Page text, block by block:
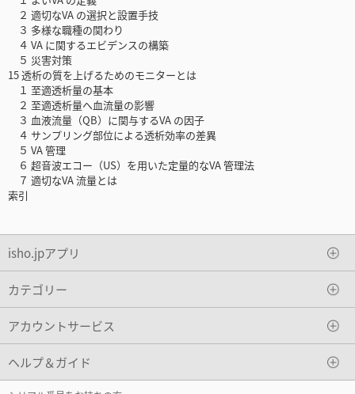
２ 適切なVA の選択と設置手技
３ 多様な職種の関わり
４ VA に関するエビデンスの構築
５ 災害対策
15 透析の質を上げるためのモニターとは
１ 至適透析量の基本
２ 至適透析量へ血流量の影響
３ 血液流量（QB）に関与するVA の因子
４ サンプリング部位による透析効率の差異
５ VA 管理
６ 超音波エコー（US）を用いた定量的なVA 管理法
７ 適切なVA 流量とは
索引
isho.jpアプリ
カテゴリー
アカウントサービス
ヘルプ＆ガイド